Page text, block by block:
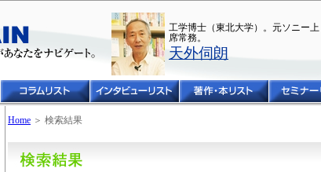
工学博士（東北大学）。元ソニー上
席常務。
天外伺朗
Home ＞ 検索結果